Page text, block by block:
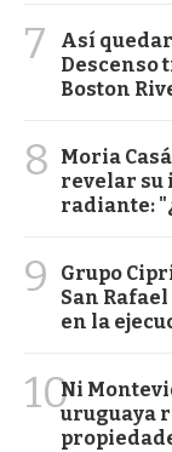
7
Así
Descenso
Boston
8
Moria
revelar su
radiante:
9
Grupo
San
en la
10Ni
uruguaya